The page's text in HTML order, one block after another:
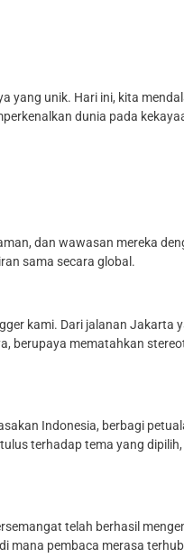
yang unik. Hari ini, kita
dunia pada
dan wawasan mereka
sama secara global.
kami. Dari jalanan Jakarta
berupaya mematahkan
Indonesia, berbagi
terhadap tema yang
telah berhasil
mana pembaca merasa